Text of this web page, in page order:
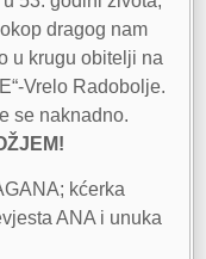
dragog nam
u krugu obitelji na
Vrelo Radobolje.
se naknadno.
kćerka
ANA i unuka